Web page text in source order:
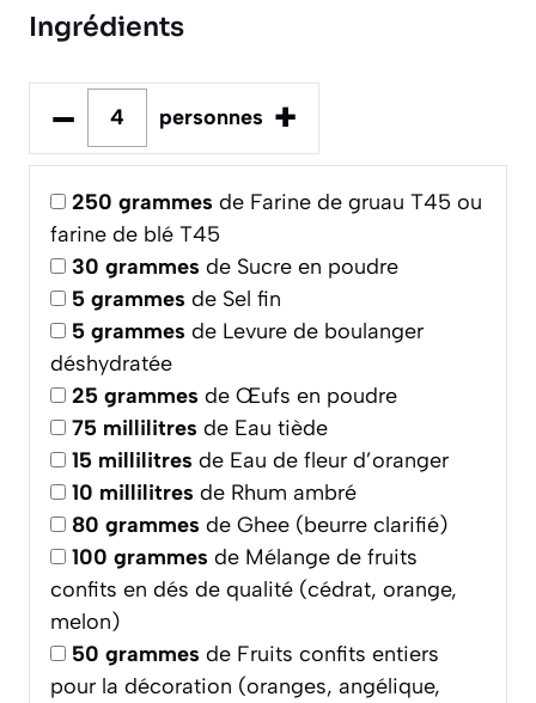
Ingrédients
– personnes +
250 grammes de Farine de gruau T45 ou
farine de blé T45
30 grammes de Sucre en poudre
5 grammes de Sel fin
5 grammes de Levure de boulanger
déshydratée
25 grammes de Œufs en poudre
75 millilitres de Eau tiède
15 millilitres de Eau de fleur d’oranger
10 millilitres de Rhum ambré
80 grammes de Ghee (beurre clarifié)
100 grammes de Mélange de fruits
confits en dés de qualité (cédrat, orange,
melon)
50 grammes de Fruits confits entiers
pour la décoration (oranges, angélique,